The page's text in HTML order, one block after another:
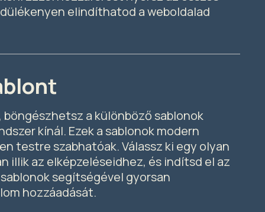
elindíthatod a weboldalad
a különböző sablonok
kínál. Ezek a sablonok modern
testre szabhatóak. Válassz ki egy olyan
illik az elképzeléseidhez, és indítsd el az
segítségével gyorsan
hozzáadását.